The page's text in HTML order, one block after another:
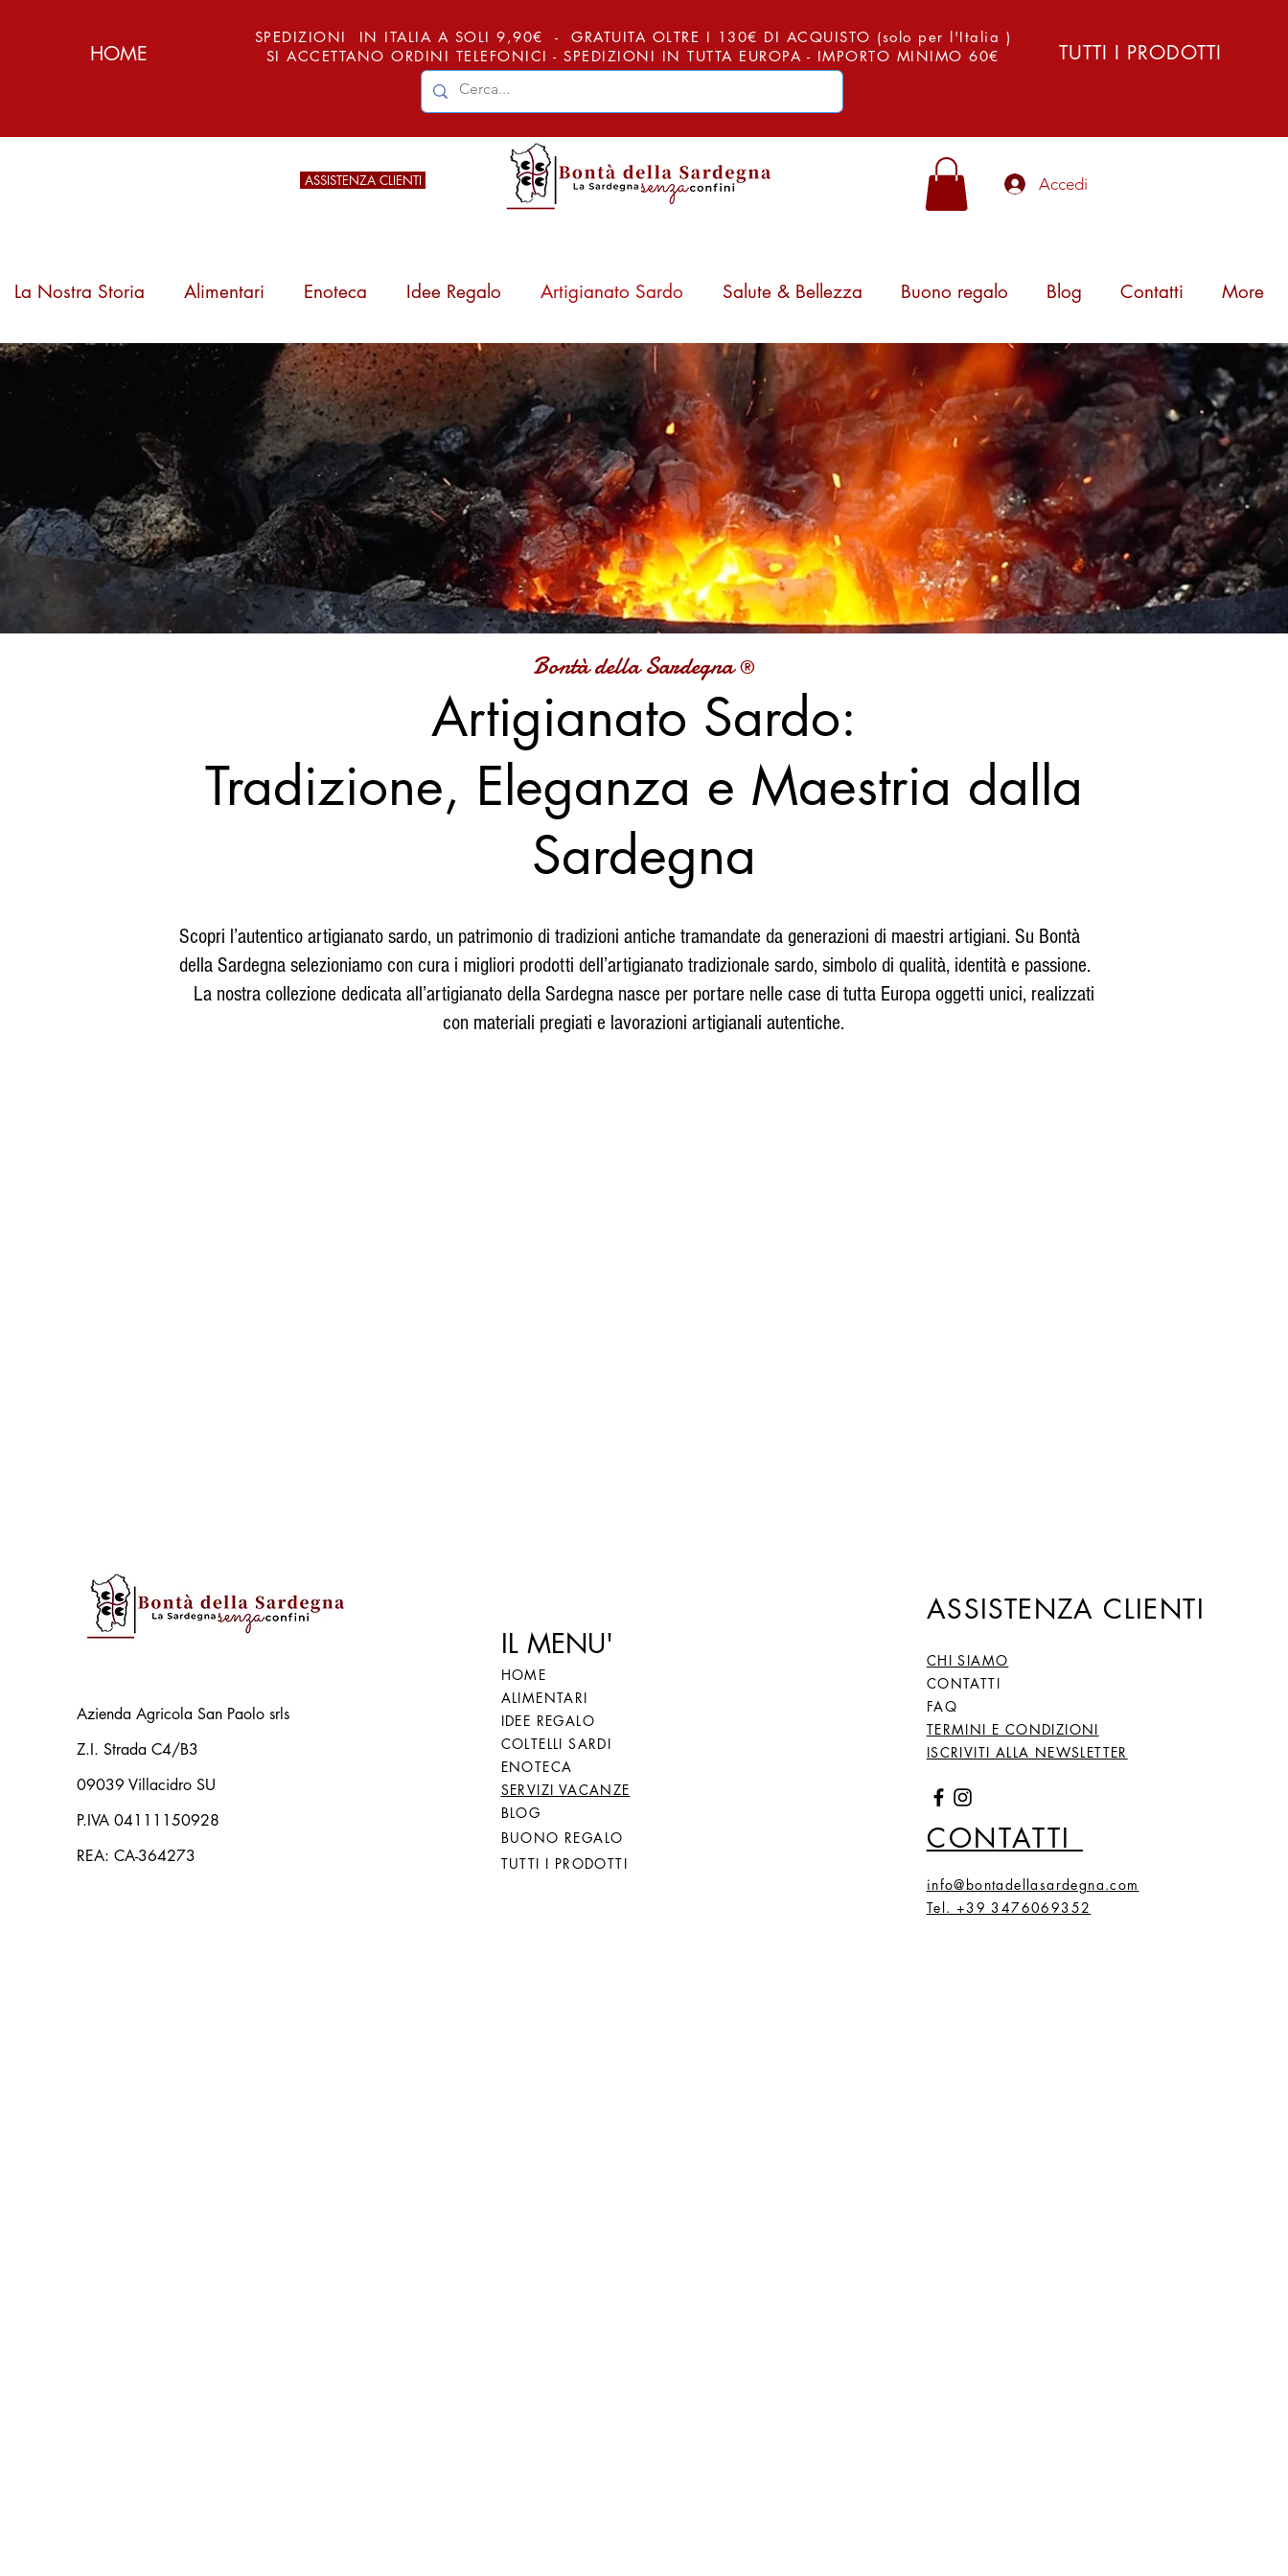
HOME
SPEDIZIONI IN ITALIA A SOLI 9,90€ - GRATUITA OLTRE I 130€ DI ACQUISTO (solo per l'Italia )
SI ACCETTANO ORDINI TELEFONICI - SPEDIZIONI IN TUTTA EUROPA - IMPORTO MINIMO 60€
TUTTI I PRODOTTI
ASSISTENZA CLIENTI Accedi
La Nostra Storia Alimentari Enoteca Idee Regalo Artigianato Sardo Salute & Bellezza Buono regalo Blog Contatti More
Bontà della Sardegna®
Artigianato Sardo:
Tradizione, Eleganza e Maestria dalla
Sardegna
Scopri l’autentico artigianato sardo, un patrimonio di tradizioni antiche tramandate da generazioni di maestri artigiani. Su Bontà
della Sardegna selezioniamo con cura i migliori prodotti dell’artigianato tradizionale sardo, simbolo di qualità, identità e passione.
La nostra collezione dedicata all’artigianato della Sardegna nasce per portare nelle case di tutta Europa oggetti unici, realizzati
con materiali pregiati e lavorazioni artigianali autentiche.
Azienda Agricola San Paolo srls
Z.I. Strada C4/B3
09039 Villacidro SU
P.IVA 04111150928
REA: CA-364273
IL MENU'
HOME
ALIMENTARI
IDEE REGALO
COLTELLI SARDI
ENOTECA
SERVIZI VACANZE
BLOG
BUONO REGALO
TUTTI I PRODOTTI
ASSISTENZA CLIENTI
CHI SIAMO
CONTATTI
FAQ
TERMINI E CONDIZIONI
ISCRIVITI ALLA NEWSLETTER
CONTATTI
info@bontadellasardegna.com
Tel. +39 3476069352